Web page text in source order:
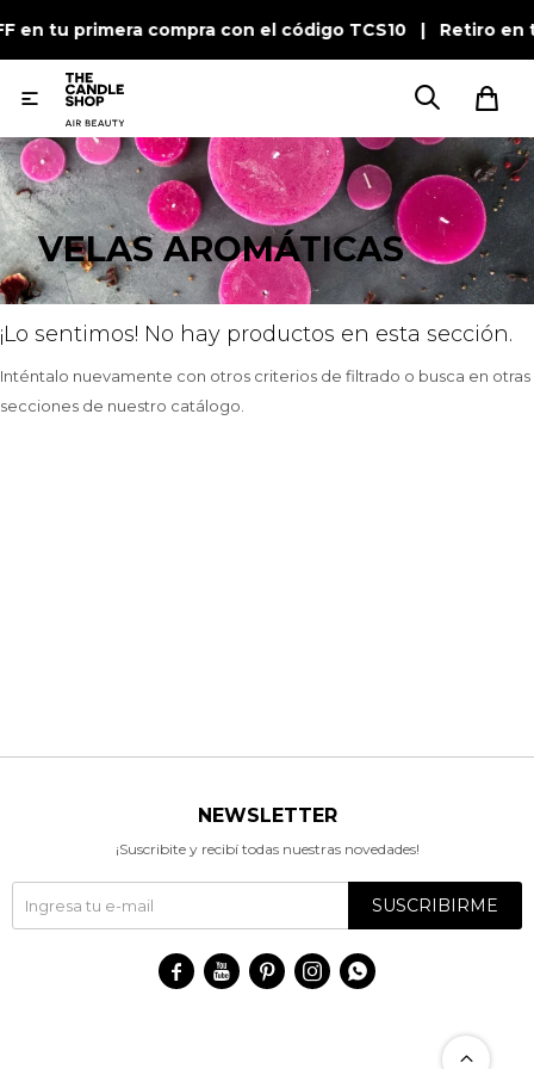
en tu primera compra con el código TCS10 | Retiro

VELAS AROMÁTICAS
¡Lo sentimos! No hay productos en esta sección.
Inténtalo nuevamente con otros criterios de filtrado o busca en otras
secciones de nuestro catálogo.
NEWSLETTER
¡Suscribite y recibí todas nuestras novedades!
SUSCRIBIRME
    